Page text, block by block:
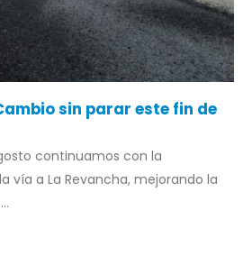
sin parar este fin de
continuamos con la
vía a La Revancha, mejorando la